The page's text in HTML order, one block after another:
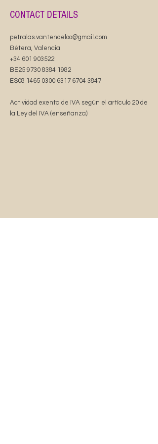
CONTACT DETAILS
petralas.vantendeloo@gmail.com
Bétera, Valencia
+34 601 903522
BE25 9730 8384 1982
ES08 1465 0300 6317 6704 3847
Actividad exenta de IVA según el artículo 20 de
la Ley del IVA (enseñanza)